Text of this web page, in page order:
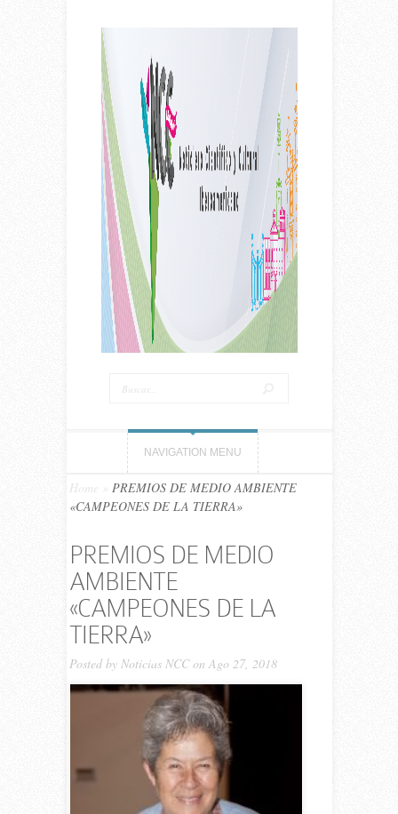
NAVIGATION MENU
Home
PREMIOS DE MEDIO AMBIENTE
«CAMPEONES DE LA TIERRA»
PREMIOS DE MEDIO
AMBIENTE
«CAMPEONES DE LA
TIERRA»
Posted by Noticias NCCon Ago 27, 2018